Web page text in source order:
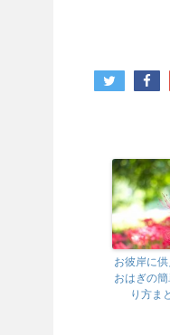
お彼岸に
おはぎの
り方ま